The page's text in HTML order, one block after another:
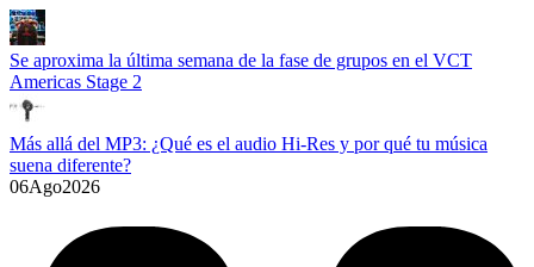
Se aproxima la última semana de la fase de grupos en el VCT
Americas Stage 2
Más allá del MP3: ¿Qué es el audio Hi-Res y por qué tu música
suena diferente?
06Ago2026